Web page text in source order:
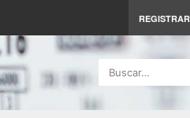
Buscar…